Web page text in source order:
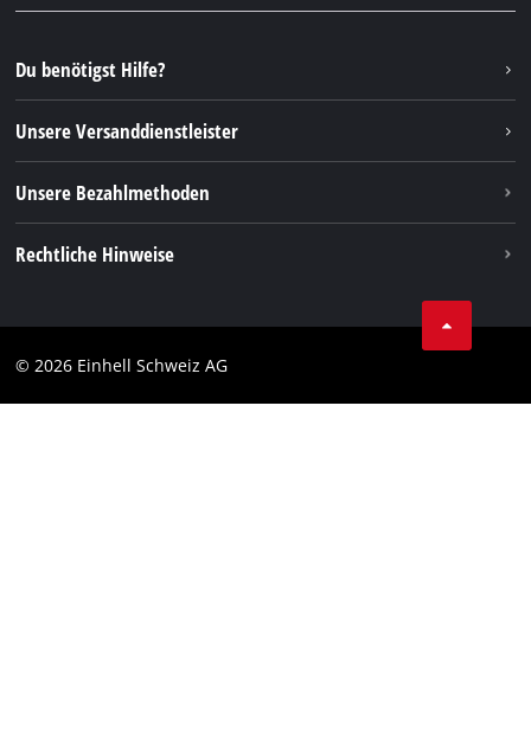
Instagram
TikTok
Pinterest
Du benötigst Hilfe?
Unsere Versanddienstleister
Unsere Bezahlmethoden
Rechtliche Hinweise
Impressum
© 2026 Einhell Schweiz AG